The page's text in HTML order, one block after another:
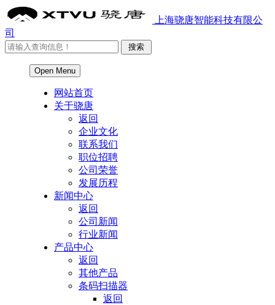
上海骁唐智能科技有限公
司
Open Menu
网站首页
关于骁唐
返回
企业文化
联系我们
职位招聘
公司荣誉
发展历程
新闻中心
返回
公司新闻
行业新闻
产品中心
返回
其他产品
条码扫描器
返回